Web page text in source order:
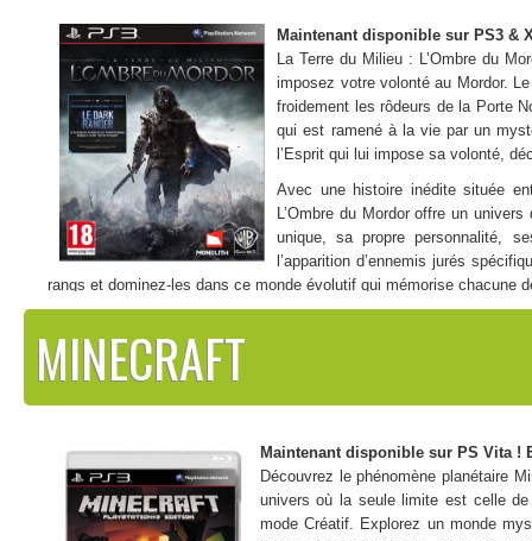
Maintenant disponible sur PS3 &
La Terre du Milieu : L’Ombre du
imposez votre volonté au Mordor.
froidement les rôdeurs de la Porte
qui est ramené à la vie par un
l’Esprit qui lui impose sa volonté,
Avec une histoire inédite située
L’Ombre du Mordor offre un
unique, sa propre personnalité,
l’apparition d’ennemis jurés
rangs et dominez-les dans ce monde évolutif qui mémorise chacune
– Chaque ennemi a sa propre personnalité, ses propres souvenirs
– Grâce à une action située entre les événements du Hobbit et
MINECRAFT
Maintenant disponible sur PS Vita !
Découvrez le phénomène planétaire
univers où la seule limite est celle de
mode Créatif. Explorez un monde